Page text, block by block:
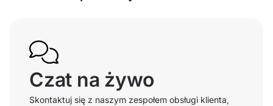
Czat na żywo
Skontaktuj się z naszym zespołem obsługi klienta,